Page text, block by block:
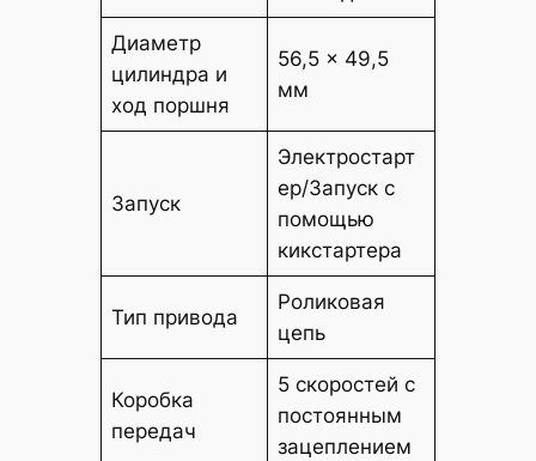
Диаметр
цилиндра и
ход поршня
56,5 x 49,5
мм
Запуск
Электростарт
ер/Запуск с
помощью
кикстартера
Тип привода
Роликовая
цепь
Коробка
передач
5 скоростей с
постоянным
зацеплением